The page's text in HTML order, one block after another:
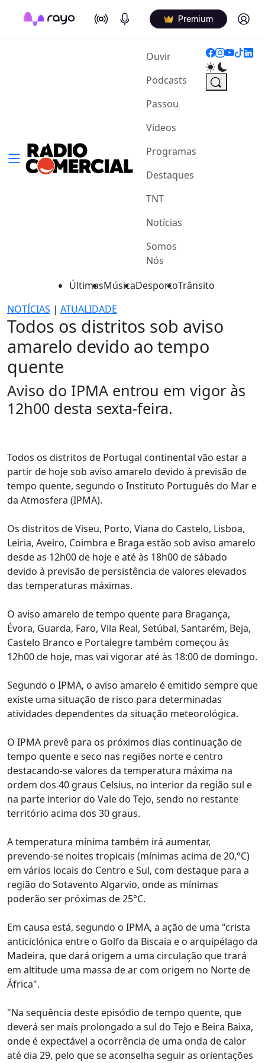
On Air Podcasts Premium Log in
Ouvir(current)
Podcasts
Passou
Vídeos
Programas
Destaques
TNT
Notícias
Somos
Nós
ÚltimasMúsicaDesportoTrânsito
NOTÍCIAS | ATUALIDADE
Todos os distritos sob aviso
amarelo devido ao tempo
quente
Aviso do IPMA entrou em vigor às
12h00 desta sexta-feira.
Todos os distritos de Portugal continental vão estar a
partir de hoje sob aviso amarelo devido à previsão de
tempo quente, segundo o Instituto Português do Mar e
da Atmosfera (IPMA).
Os distritos de Viseu, Porto, Viana do Castelo, Lisboa,
Leiria, Aveiro, Coimbra e Braga estão sob aviso amarelo
desde as 12h00 de hoje e até às 18h00 de sábado
devido à previsão de persistência de valores elevados
das temperaturas máximas.
O aviso amarelo de tempo quente para Bragança,
Évora, Guarda, Faro, Vila Real, Setúbal, Santarém, Beja,
Castelo Branco e Portalegre também começou às
12h00 de hoje, mas vai vigorar até às 18:00 de domingo.
Segundo o IPMA, o aviso amarelo é emitido sempre que
existe uma situação de risco para determinadas
atividades dependentes da situação meteorológica.
O IPMA prevê para os próximos dias continuação de
tempo quente e seco nas regiões norte e centro
destacando-se valores da temperatura máxima na
ordem dos 40 graus Celsius, no interior da região sul e
na parte interior do Vale do Tejo, sendo no restante
território acima dos 30 graus.
A temperatura mínima também irá aumentar,
prevendo-se noites tropicais (mínimas acima de 20,°C)
em vários locais do Centro e Sul, com destaque para a
região do Sotavento Algarvio, onde as mínimas
poderão ser próximas de 25°C.
Em causa está, segundo o IPMA, a ação de uma "crista
anticiclónica entre o Golfo da Biscaia e o arquipélago da
Madeira, que dará origem a uma circulação que trará
em altitude uma massa de ar com origem no Norte de
África".
"Na sequência deste episódio de tempo quente, que
deverá ser mais prolongado a sul do Tejo e Beira Baixa,
onde é expectável a ocorrência de uma onda de calor
até dia 29, pelo que se aconselha seguir as orientações